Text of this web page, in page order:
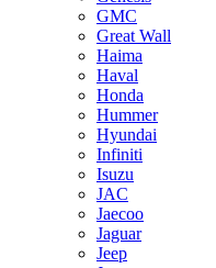
GMC
Great Wall
Haima
Haval
Honda
Hummer
Hyundai
Infiniti
Isuzu
JAC
Jaecoo
Jaguar
Jeep